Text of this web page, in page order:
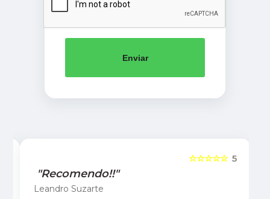
Enviar
5
☆☆☆☆☆
"Recomendo!!"
Leandro Suzarte